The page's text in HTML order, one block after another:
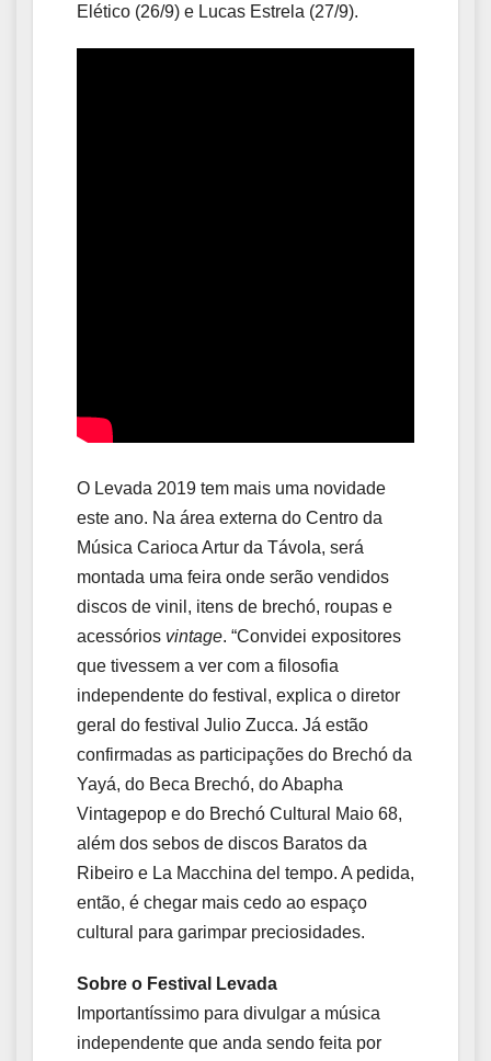
Elético (26/9) e Lucas Estrela (27/9).
O Levada 2019 tem mais uma novidade
este ano. Na área externa do Centro da
Música Carioca Artur da Távola, será
montada uma feira onde serão vendidos
discos de vinil, itens de brechó, roupas e
acessórios vintage. “Convidei expositores
que tivessem a ver com a filosofia
independente do festival, explica o diretor
geral do festival Julio Zucca. Já estão
confirmadas as participações do Brechó da
Yayá, do Beca Brechó, do Abapha
Vintagepop e do Brechó Cultural Maio 68,
além dos sebos de discos Baratos da
Ribeiro e La Macchina del tempo. A pedida,
então, é chegar mais cedo ao espaço
cultural para garimpar preciosidades.
Sobre o Festival Levada
Importantíssimo para divulgar a música
independente que anda sendo feita por